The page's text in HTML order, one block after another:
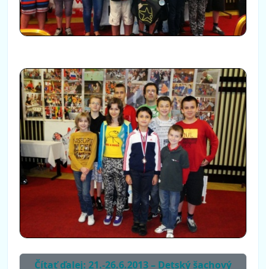
Čítať ďalej: 21.-26.6.2013 – Detský šachový